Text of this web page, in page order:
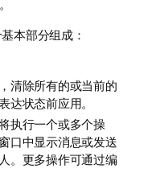
本部分组成：
清除所有的或当前的
达状态前应用。
执行一个或多个操
口中显示消息或发送
。更多操作可通过编